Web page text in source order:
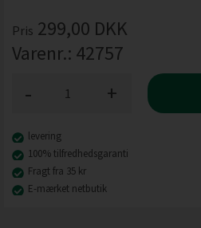
Pris 299,00 DKK
Varenr.: 42757
+
-
levering
100% tilfredhedsgaranti
Fragt fra 35 kr
E-mærket netbutik